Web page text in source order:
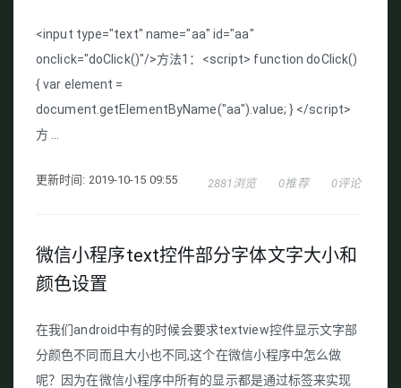
<input type="text" name="aa" id="aa"
onclick="doClick()"/>方法1：<script> function doClick()
{ var element =
document.getElementByName("aa").value; } </script>
方 ...
更新时间: 2019-10-15 09:55 2881浏览 0推荐 0评论
微信小程序text控件部分字体文字大小和
颜色设置
在我们android中有的时候会要求textview控件显示文字部
分颜色不同而且大小也不同,这个在微信小程序中怎么做
呢？因为在微信小程序中所有的显示都是通过标签来实现